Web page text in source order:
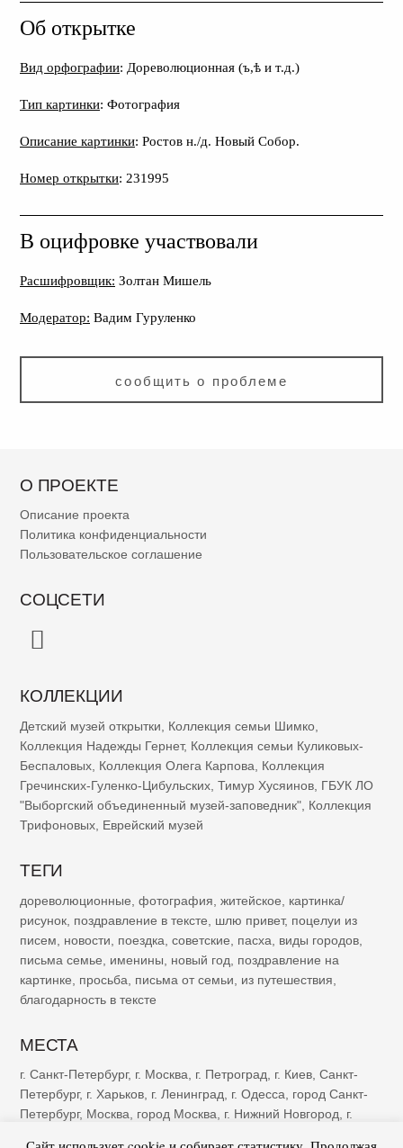
Об открытке
Вид орфографии: Дореволюционная (ъ,ѣ и т.д.)
Тип картинки: Фотография
Описание картинки: Ростов н./д. Новый Собор.
Номер открытки: 231995
В оцифровке участвовали
Расшифровщик: Золтан Мишель
Модератор: Вадим Гуруленко
сообщить о проблеме
О ПРОЕКТЕ
Описание проекта
Политика конфиденциальности
Пользовательское соглашение
СОЦСЕТИ
КОЛЛЕКЦИИ
Детский музей открытки Коллекция семьи Шимко
Коллекция Надежды Гернет, Коллекция семьи Куликовых-
Беспаловых Коллекция Олега Карпова
Коллекция
Гречинских-Гуленко-Цибульских Тимур Хусяинов ГБУК ЛО
"Выборгский объединенный музей-заповедник" Коллекция
Трифоновых Еврейский музей
ТЕГИ
дореволюционные фотография житейское
картинка/
рисунок поздравление в тексте шлю привет, поцелуи из
писем
новости поездка советские пасха виды городов
письма семье
именины новый год
поздравление на
картинке
просьба письма от семьи из путешествия
благодарность в тексте
МЕСТА
г. Санкт-Петербург, г. Москва, г. Петроград, г. Киев, Санкт-
Петербург, г. Харьков, г. Ленинград, г. Одесса, город Санкт-
Петербург, Москва, город Москва, г. Нижний Новгород, г.